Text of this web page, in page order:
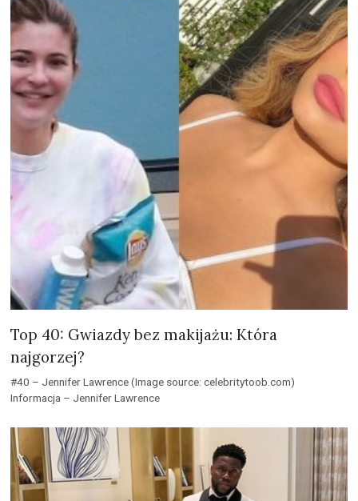
Top 40: Gwiazdy bez makijażu: Która
najgorzej?
#40 – Jennifer Lawrence (Image source: celebritytoob.com)
Informacja – Jennifer Lawrence